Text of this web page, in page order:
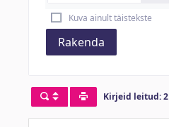
Kuva ainult täistekste
Rakenda
Kirjeid leitud: 2